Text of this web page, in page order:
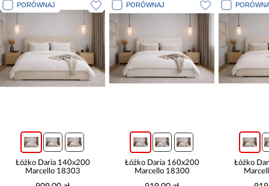
PORÓWNAJ
Łóżko Daria 140x200
Marcello 18303
PORÓWNAJ
Łóżko Daria 160x200
Marcello 18300
Łóżko